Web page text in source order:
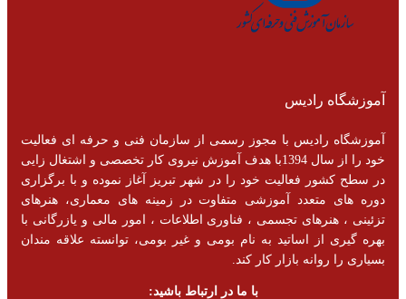
آموزشگاه رادیس
آموزشگاه رادیس با مجوز رسمی از سازمان فنی و حرفه ای فعالیت
خود را از سال 1394با هدف آموزش نیروی کار تخصصی و اشتغال زایی
در سطح کشور فعالیت خود را در شهر تبریز آغاز نموده و با برگزاری
دوره های متعدد آموزشی متفاوت در زمینه های معماری، هنرهای
تزئینی ، هنرهای تجسمی ، فناوری اطلاعات ، امور مالی و یازرگانی با
بهره گیری از اساتید به نام بومی و غیر بومی، توانسته علاقه مندان
بسیاری را روانه بازار کار کند.
با ما در ارتباط باشید: